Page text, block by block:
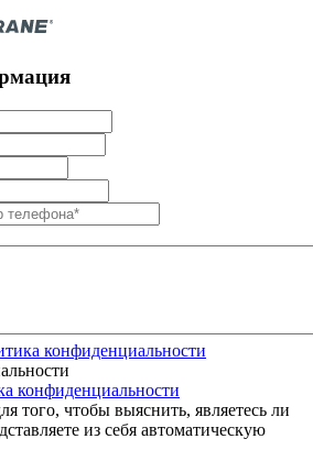
конфиденциальности
конфиденциальности
того, чтобы выяснить, являетесь ли
из себя автоматическую